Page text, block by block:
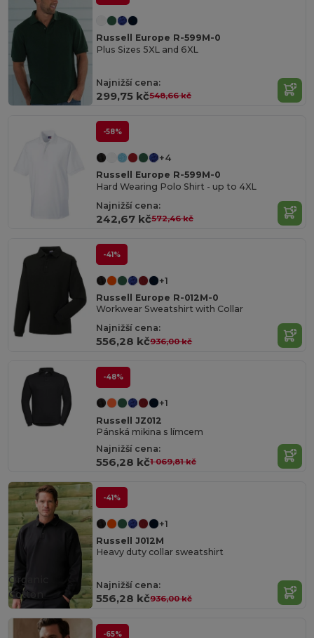
Russell Europe R-599M-0
Plus Sizes 5XL and 6XL
Najnižší cena:
299,75 kč548,66 kč
-58%
+4
Russell Europe R-599M-0
Hard Wearing Polo Shirt - up to 4XL
Najnižší cena:
242,67 kč572,46 kč
-41%
+1
Russell Europe R-012M-0
Workwear Sweatshirt with Collar
Najnižší cena:
556,28 kč936,00 kč
-48%
+1
Russell JZ012
Pánská mikina s límcem
Najnižší cena:
556,28 kč1 069,81 kč
-41%
+1
Russell J012M
Heavy duty collar sweatshirt
Najnižší cena:
556,28 kč936,00 kč
Organic
Cotton
-65%